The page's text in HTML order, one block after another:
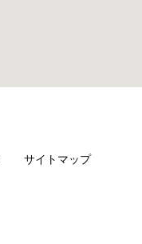
サイトマップ